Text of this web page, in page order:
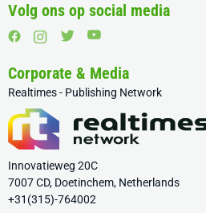
Volg ons op social media
Corporate & Media
Realtimes - Publishing Network
Innovatieweg 20C
7007 CD, Doetinchem, Netherlands
+31(315)-764002